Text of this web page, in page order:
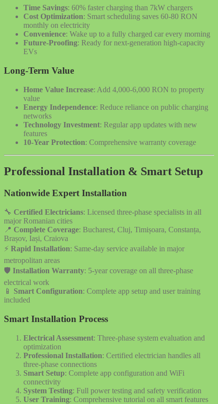
Time Savings: 60% faster charging than 7kW chargers
Cost Optimization: Smart scheduling saves 60-80 RON
monthly on electricity
Convenience: Wake up to a fully charged car every morning
Future-Proofing: Ready for next-generation high-capacity
EVs
Long-Term Value
Home Value Increase: Add 4,000-6,000 RON to property
value
Energy Independence: Reduce reliance on public charging
networks
Technology Investment: Regular app updates with new
features
10-Year Protection: Comprehensive warranty coverage
Professional Installation & Smart Setup
Nationwide Expert Installation
🔧 Certified Electricians: Licensed three-phase specialists in all
major Romanian cities
📍 Complete Coverage: Bucharest, Cluj, Timișoara, Constanța,
Brașov, Iași, Craiova
⚡ Rapid Installation: Same-day service available in major
metropolitan areas
🛡️ Installation Warranty: 5-year coverage on all three-phase
electrical work
📱 Smart Configuration: Complete app setup and user training
included
Smart Installation Process
Electrical Assessment: Three-phase system evaluation and
optimization
Professional Installation: Certified electrician handles all
three-phase connections
Smart Setup: Complete app configuration and WiFi
connectivity
System Testing: Full power testing and safety verification
User Training: Comprehensive tutorial on all smart features